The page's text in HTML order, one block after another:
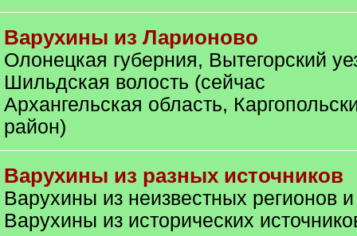
Варухины из Ларионово
Олонецкая губерния, Вытегорский
Шильдская волость (сейчас
Архангельская область,
район)
Варухины из разных источников
Варухины из неизвестных регионов и
Варухины из исторических